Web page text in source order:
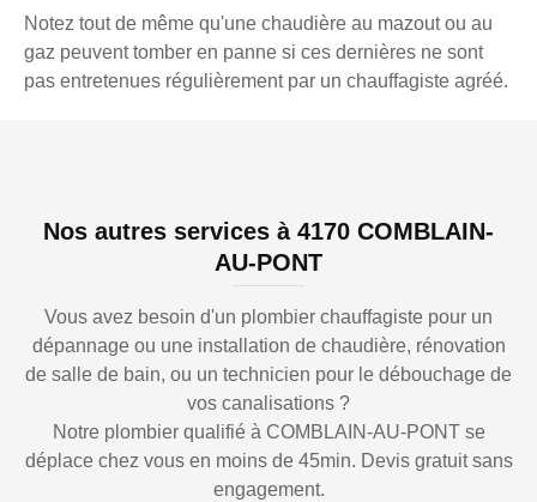
Notez tout de même qu'une chaudière au mazout ou au
gaz peuvent tomber en panne si ces dernières ne sont
pas entretenues régulièrement par un chauffagiste agréé.
Nos autres services à 4170 COMBLAIN-
AU-PONT
Vous avez besoin d'un plombier chauffagiste pour un
dépannage ou une installation de chaudière, rénovation
de salle de bain, ou un technicien pour le débouchage de
vos canalisations ?
Notre plombier qualifié à COMBLAIN-AU-PONT se
déplace chez vous en moins de 45min. Devis gratuit sans
engagement.